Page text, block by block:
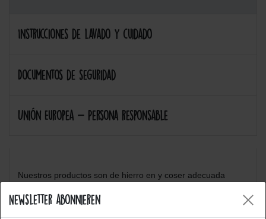
Newsletter abonnieren
Instrucciones de lavado y cuidado
Documentos de seguridad
Unión Europea - Persona responsable
Nuestros productos son de hierro en y coser adecuada